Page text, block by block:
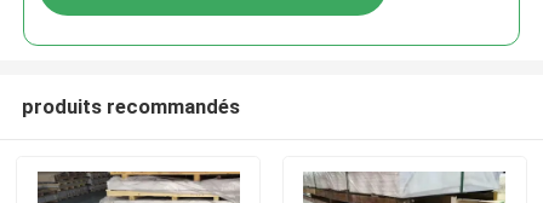
produits recommandés